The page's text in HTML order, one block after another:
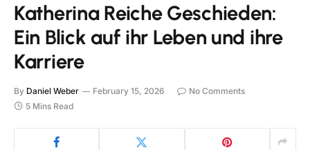
Katherina Reiche Geschieden:
Ein Blick auf ihr Leben und ihre
Karriere
By Daniel Weber February 15, 2026
No Comments
5 Mins Read